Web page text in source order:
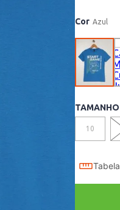
Cor Azul
TAMANHO
10